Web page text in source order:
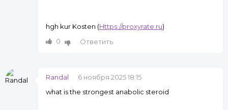
hgh kur Kosten (Https://proxyrate.ru)
0
Ответить
Randal
6 ноября 2025 18:15
what is the strongest anabolic steroid